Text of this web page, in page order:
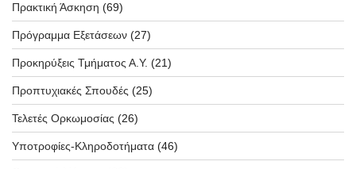
Πρακτική Άσκηση (69)
Πρόγραμμα Εξετάσεων (27)
Προκηρύξεις Τμήματος Α.Υ. (21)
Προπτυχιακές Σπουδές (25)
Τελετές Ορκωμοσίας (26)
Υποτροφίες-Κληροδοτήματα (46)